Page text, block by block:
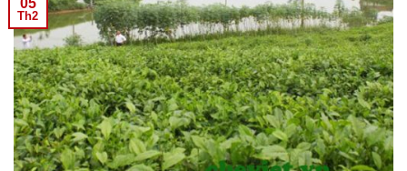
Th2